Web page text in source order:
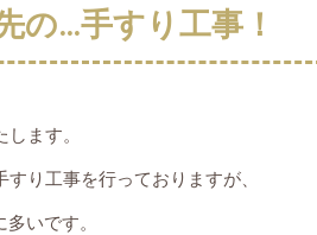
の…手すり工事！
ます。
り工事を行っておりますが、
いです。